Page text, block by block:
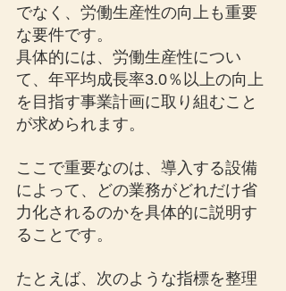
でなく、労働生産性の向上も重要
な要件です。
具体的には、労働生産性につい
て、年平均成長率3.0％以上の向上
を目指す事業計画に取り組むこと
が求められます。
ここで重要なのは、導入する設備
によって、どの業務がどれだけ省
力化されるのかを具体的に説明す
ることです。
たとえば、次のような指標を整理